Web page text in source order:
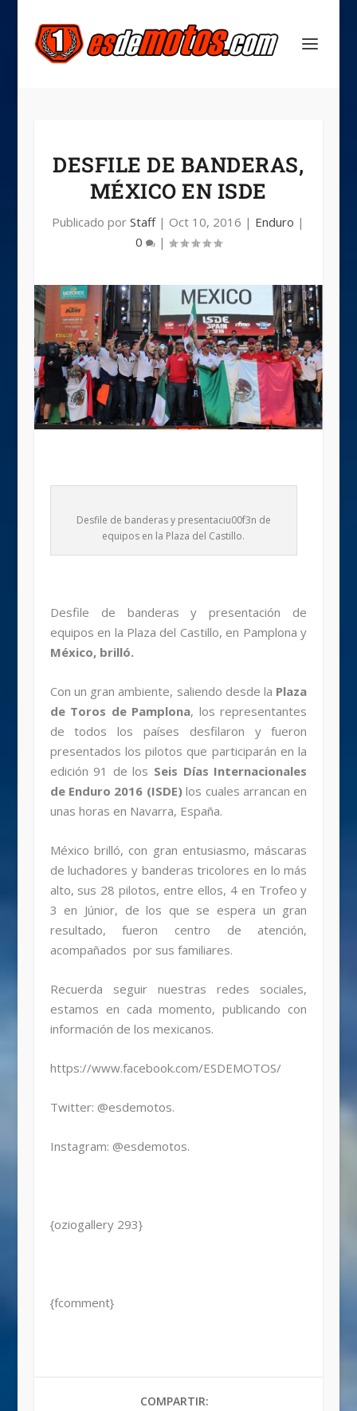
DESFILE DE BANDERAS,
MÉXICO EN ISDE
Publicado porStaff| Oct 10, 2016 | Enduro |
0
|
Desfile de banderas y presentaciu00f3n de
equipos en la Plaza del Castillo.
Desfile de banderas y presentación de
equipos en la Plaza del Castillo, en Pamplona y
México, brilló.
Con un gran ambiente, saliendo desde la Plaza
de Toros de Pamplona, los representantes
de todos los países desfilaron y fueron
presentados los pilotos que participarán en la
edición 91 de los Seis Días Internacionales
de Enduro 2016 (ISDE)los cuales arrancan en
unas horas en Navarra, España.
México brilló, con gran entusiasmo, máscaras
de luchadores y banderas tricolores en lo más
alto, sus 28 pilotos, entre ellos, 4 en Trofeo y
3 en Júnior, de los que se espera un gran
resultado, fueron centro de atención,
acompañados por sus familiares.
Recuerda seguir nuestras redes sociales,
estamos en cada momento, publicando con
información de los mexicanos.
https://www.facebook.com/ESDEMOTOS/
Twitter: @esdemotos.
Instagram: @esdemotos.
{oziogallery 293}
{fcomment}
COMPARTIR: